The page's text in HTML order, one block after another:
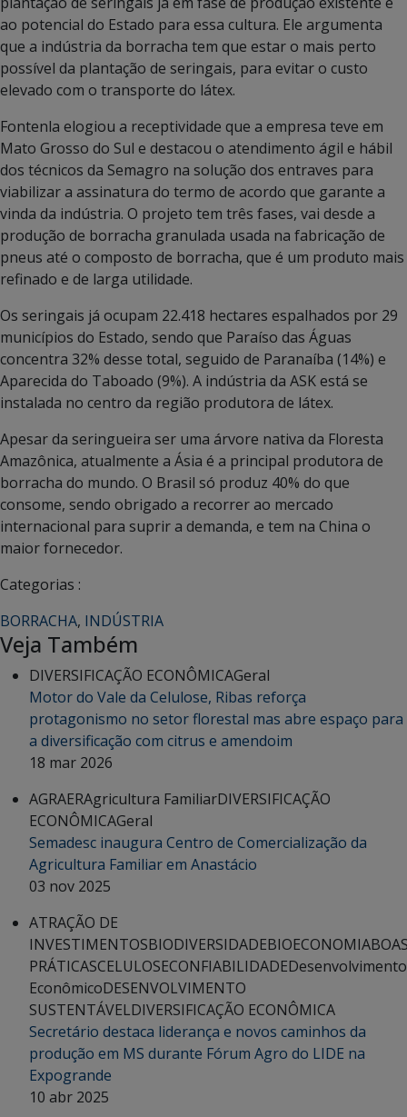
ao potencial do Estado para essa cultura. Ele argumenta
que a indústria da borracha tem que estar o mais perto
possível da plantação de seringais, para evitar o custo
elevado com o transporte do látex.
Fontenla elogiou a receptividade que a empresa teve em
Mato Grosso do Sul e destacou o atendimento ágil e hábil
dos técnicos da Semagro na solução dos entraves para
viabilizar a assinatura do termo de acordo que garante a
vinda da indústria. O projeto tem três fases, vai desde a
produção de borracha granulada usada na fabricação de
pneus até o composto de borracha, que é um produto mais
refinado e de larga utilidade.
Os seringais já ocupam 22.418 hectares espalhados por 29
municípios do Estado, sendo que Paraíso das Águas
concentra 32% desse total, seguido de Paranaíba (14%) e
Aparecida do Taboado (9%). A indústria da ASK está se
instalada no centro da região produtora de látex.
Apesar da seringueira ser uma árvore nativa da Floresta
Amazônica, atualmente a Ásia é a principal produtora de
borracha do mundo. O Brasil só produz 40% do que
consome, sendo obrigado a recorrer ao mercado
internacional para suprir a demanda, e tem na China o
maior fornecedor.
Categorias :
BORRACHA, INDÚSTRIA
Veja Também
DIVERSIFICAÇÃO ECONÔMICAGeral
Motor do Vale da Celulose, Ribas reforça
protagonismo no setor florestal mas abre espaço para
a diversificação com citrus e amendoim
18 mar 2026
AGRAERAgricultura FamiliarDIVERSIFICAÇÃO
ECONÔMICAGeral
Semadesc inaugura Centro de Comercialização da
Agricultura Familiar em Anastácio
03 nov 2025
ATRAÇÃO DE
INVESTIMENTOSBIODIVERSIDADEBIOECONOMIA
PRÁTICASCELULOSECONFIABILIDADEDesenvolvimento
EconômicoDESENVOLVIMENTO
SUSTENTÁVELDIVERSIFICAÇÃO ECONÔMICA
Secretário destaca liderança e novos caminhos da
produção em MS durante Fórum Agro do LIDE na
Expogrande
10 abr 2025